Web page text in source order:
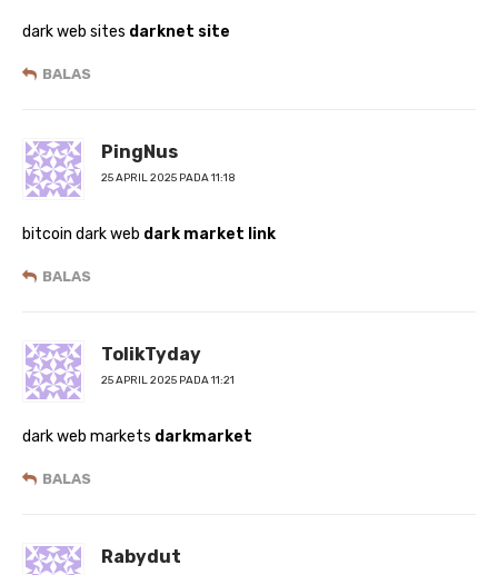
dark web sites darknet site
BALAS
PingNus
25 APRIL 2025 PADA 11:18
bitcoin dark web dark market link
BALAS
TolikTyday
25 APRIL 2025 PADA 11:21
dark web markets darkmarket
BALAS
Rabydut